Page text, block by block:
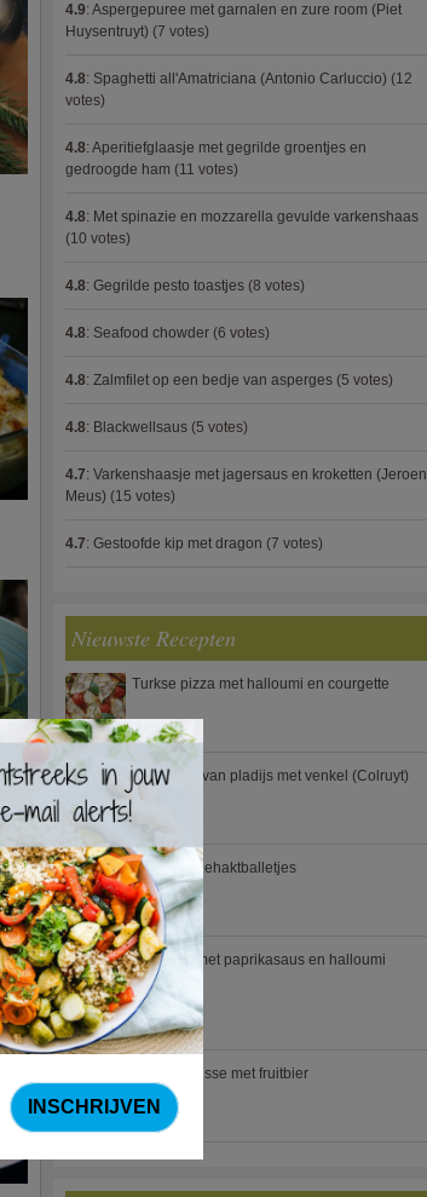
4.9: Aspergepuree met garnalen en zure room (Piet
Huysentruyt) (7 votes)
4.8: Spaghetti all'Amatriciana (Antonio Carluccio) (12
votes)
4.8: Aperitiefglaasje met gegrilde groentjes en
gedroogde ham (11 votes)
4.8: Met spinazie en mozzarella gevulde varkenshaas
(10 votes)
4.8: Gegrilde pesto toastjes (8 votes)
4.8: Seafood chowder (6 votes)
4.8: Zalmfilet op een bedje van asperges (5 votes)
4.8: Blackwellsaus (5 votes)
4.7: Varkenshaasje met jagersaus en kroketten (Jeroen
Meus) (15 votes)
4.7: Gestoofde kip met dragon (7 votes)
Nieuwste Recepten
Turkse pizza met halloumi en courgette
Waterzooi van pladijs met venkel (Colruyt)
Zweedse gehaktballetjes
Courgetti met paprikasaus en halloumi
(Sandra Bekkari)
Chocomousse met fruitbier
×